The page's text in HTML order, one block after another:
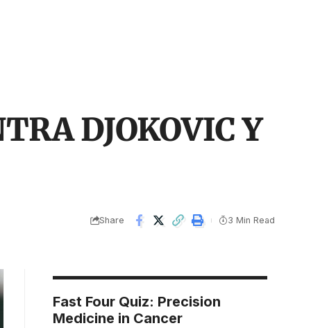
DJOKOVIC Y
Share 3 Min Read
Fast Four Quiz: Precision
Medicine in Cancer